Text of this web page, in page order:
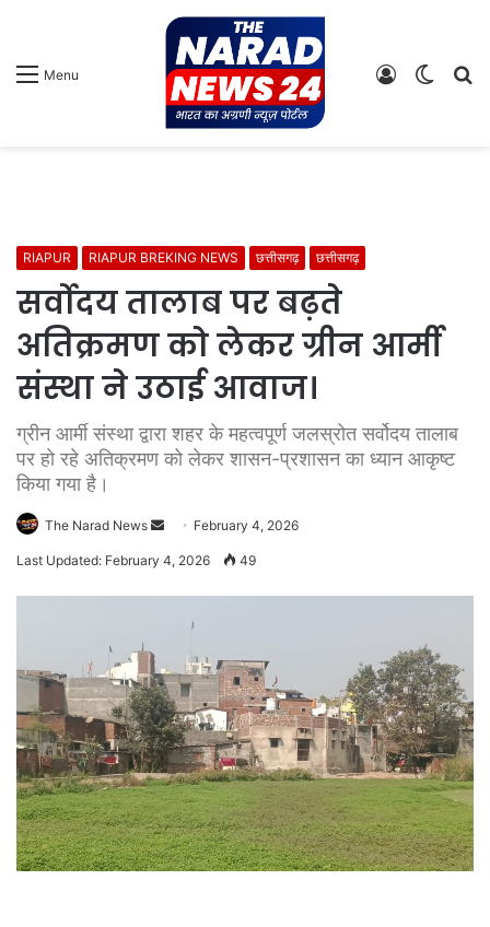
Menu
Switch
Log
RIAPUR RIAPUR BREKING NEWS छत्तीसगढ़ छत्तीसगढ़
सर्वोदय तालाब पर बढ़ते
अतिक्रमण को लेकर ग्रीन आर्मी
संस्था ने उठाई आवाज।
ग्रीन आर्मी संस्था द्वारा शहर के महत्वपूर्ण जलस्रोत सर्वोदय तालाब
पर हो रहे अतिक्रमण को लेकर शासन-प्रशासन का ध्यान आकृष्ट
किया गया है।
The Narad News
Send February 4, 2026
Last Updated: February 4, 2026 49